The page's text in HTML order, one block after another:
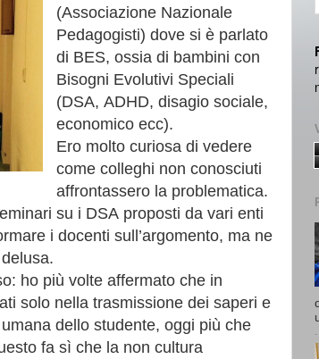
(Associazione Nazionale
Pedagogisti) dove si è parlato
di BES, ossia di bambini con
Bisogni Evolutivi Speciali
(DSA, ADHD, disagio sociale,
economico ecc).
Ero molto curiosa di vedere
come colleghi non conosciuti
affrontassero la problematica.
su i DSA proposti da vari enti
i docenti sull’argomento, ma ne
ho più volte affermato che in
solo nella trasmissione dei saperi e
dello studente, oggi più che
fa sì che la non cultura